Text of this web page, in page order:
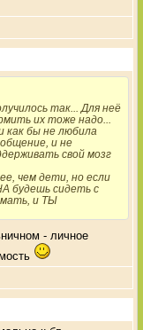
так... Для неё
их тоже надо...
как бы не любила
и не
свой мозг
чем дети, но если
будешь сидеть с
и ТЫ
- личное